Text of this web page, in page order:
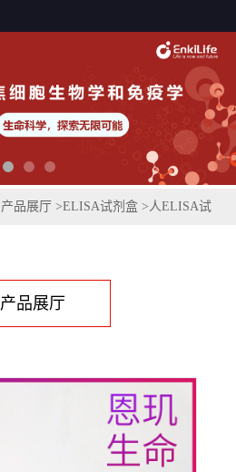
产品展厅 >ELISA试剂盒 >人ELISA试
产品展厅